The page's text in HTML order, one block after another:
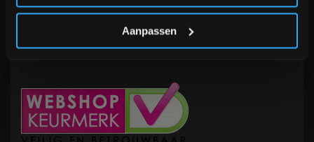
Aanpassen
*Verzendkosten vallen buiten de korting